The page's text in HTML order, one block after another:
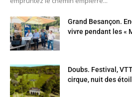
Grand Besançon.
vivre pendant les «
Doubs. Festival,
cirque, nuit des